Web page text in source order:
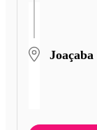
Joaçaba